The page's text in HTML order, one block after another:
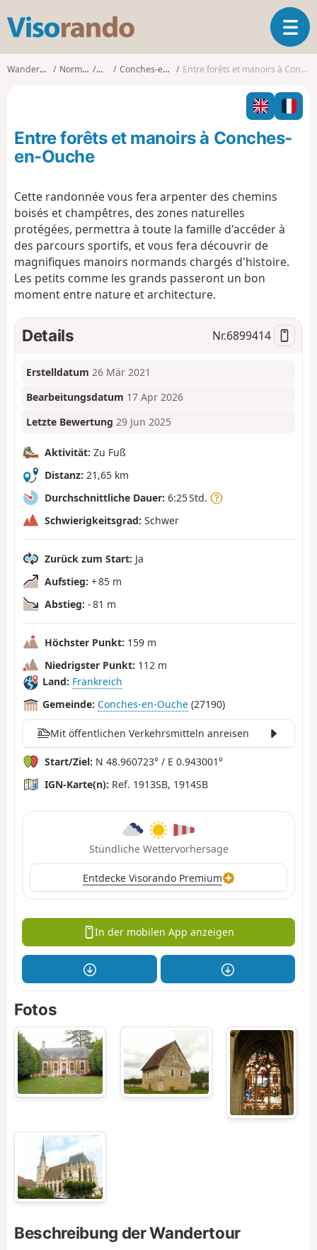
s
o
o
T
o
l
n
a
Wanderungen Normandie Eure Conches-en-Ouche Entre forêts et manoirs à Conches-en-Ouche
Entre forêts et manoirs à Conches-
en-Ouche
Cette randonnée vous fera arpenter des chemins
boisés et champêtres, des zones naturelles
protégées, permettra à toute la famille d'accéder à
des parcours sportifs, et vous fera découvrir de
magnifiques manoirs normands chargés d'histoire.
Les petits comme les grands passeront un bon
moment entre nature et architecture.
Details Nr.6899414
Erstelldatum 26 Mär 2021
Bearbeitungsdatum 17 Apr 2026
Letzte Bewertung 29 Jun 2025
Aktivität: Zu Fuß
Distanz: 21,65 km
Durchschnittliche Dauer: 6:25 Std.
Schwierigkeitsgrad: Schwer
Zurück zum Start: Ja
Aufstieg: + 85 m
Abstieg: - 81 m
Höchster Punkt: 159 m
Niedrigster Punkt: 112 m
Land: Frankreich
Gemeinde: Conches-en-Ouche (27190)
Mit öffentlichen Verkehrsmitteln anreisen
Start/Ziel: N 48.960723° / E 0.943001°
IGN-Karte(n): Ref. 1913SB, 1914SB
Stündliche Wettervorhersage
Entdecke Visorando Premium
In der mobilen App anzeigen
Fotos
Beschreibung der Wandertour